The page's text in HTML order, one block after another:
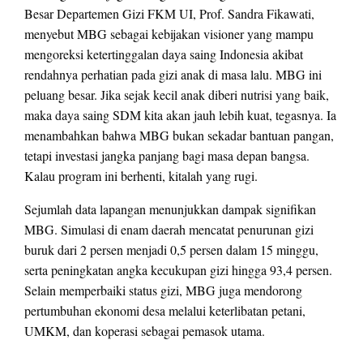
Besar Departemen Gizi FKM UI, Prof. Sandra Fikawati,
menyebut MBG sebagai kebijakan visioner yang mampu
mengoreksi ketertinggalan daya saing Indonesia akibat
rendahnya perhatian pada gizi anak di masa lalu. MBG ini
peluang besar. Jika sejak kecil anak diberi nutrisi yang baik,
maka daya saing SDM kita akan jauh lebih kuat, tegasnya. Ia
menambahkan bahwa MBG bukan sekadar bantuan pangan,
tetapi investasi jangka panjang bagi masa depan bangsa.
Kalau program ini berhenti, kitalah yang rugi.
Sejumlah data lapangan menunjukkan dampak signifikan
MBG. Simulasi di enam daerah mencatat penurunan gizi
buruk dari 2 persen menjadi 0,5 persen dalam 15 minggu,
serta peningkatan angka kecukupan gizi hingga 93,4 persen.
Selain memperbaiki status gizi, MBG juga mendorong
pertumbuhan ekonomi desa melalui keterlibatan petani,
UMKM, dan koperasi sebagai pemasok utama.